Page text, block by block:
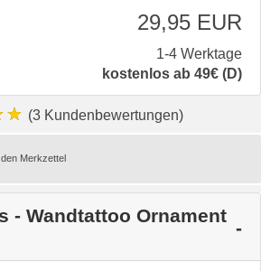
29,95 EUR
1-4 Werktage
kostenlos ab 49€ (D)
(3 Kundenbewertungen)
- Wandtattoo Ornament